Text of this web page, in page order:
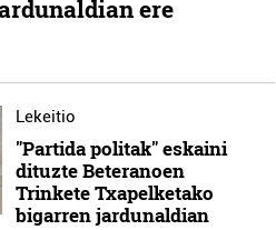
ere
Lekeitio
"Partida politak" eskaini
dituzte Beteranoen
Trinkete Txapelketako
bigarren jardunaldian